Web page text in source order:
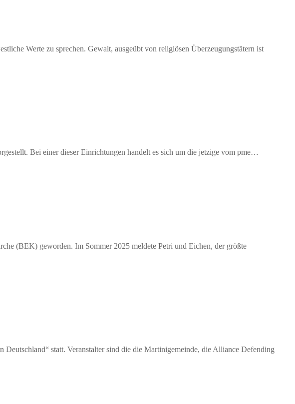
Werte zu sprechen. Gewalt, ausgeübt von religiösen Überzeugungstätern ist
Bei einer dieser Einrichtungen handelt es sich um die jetzige vom pme…
(BEK) geworden. Im Sommer 2025 meldete Petri und Eichen, der größte
statt. Veranstalter sind die die Martinigemeinde, die Alliance Defending